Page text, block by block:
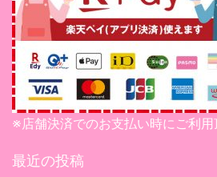
※店舗決済でのお支払い時にご利用
最近の投稿